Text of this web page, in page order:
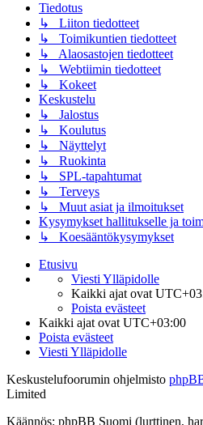
Tiedotus
↳ Liiton tiedotteet
↳ Toimikuntien tiedotteet
↳ Alaosastojen tiedotteet
↳ Webtiimin tiedotteet
↳ Kokeet
Keskustelu
↳ Jalostus
↳ Koulutus
↳ Näyttelyt
↳ Ruokinta
↳ SPL-tapahtumat
↳ Terveys
↳ Muut asiat ja ilmoitukset
Kysymykset hallitukselle ja
↳ Koesääntökysymykset
Etusivu
Viesti Ylläpidolle
Kaikki ajat ovat
Poista evästeet
Kaikki ajat ovat UTC+03:00
Poista evästeet
Viesti Ylläpidolle
Keskustelufoorumin ohjelmisto
Limited
Käännös: phpBB Suomi (lurttinen,